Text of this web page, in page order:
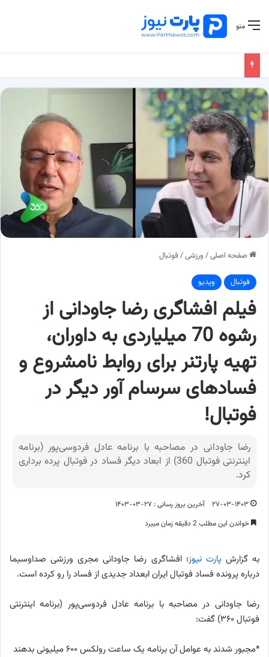
منو
صفحه اصلی/ ورزشی/فوتبال
فوتبال ویدیو
فیلم افشاگری رضا جاودانی از
رشوه 70 میلیاردی به داوران،
تهیه پارتنر برای روابط نامشروع و
فسادهای سرسام آور دیگر در
فوتبال!
رضا جاودانی در مصاحبه با برنامه عادل فردوسی‌پور (برنامه
اینترنتی فوتبال 360) از ابعاد دیگر فساد در فوتبال پرده برداری
کرد.
۲۷-۰۳-۱۴۰۳
آخرین بروز رسانی : ۲۷-۰۳-۱۴۰۳
خواندن این مطلب 2 دقیقه زمان میبرد
به گزارش پارت نیوز؛ افشاگری رضا جاودانی مجری ورزشی صداوسیما
درباره پرونده فساد فوتبال ایران ابعداد جدیدی از فساد را رو کرده است.
رضا جاودانی در مصاحبه با برنامه عادل فردوسی‌پور (برنامه اینترنتی
فوتبال ۳۶۰) گفت:
*مجبور شدند به عوامل آن برنامه یک ساعت رولکس ۶۰۰ میلیونی بدهند